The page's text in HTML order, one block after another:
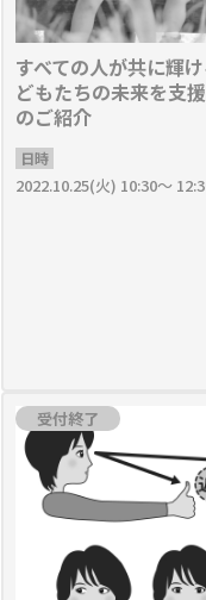
すべての人が共に輝
どもたちの未来を支
のご紹介
日時
2022.10.25(火) 10:30～
受付終了